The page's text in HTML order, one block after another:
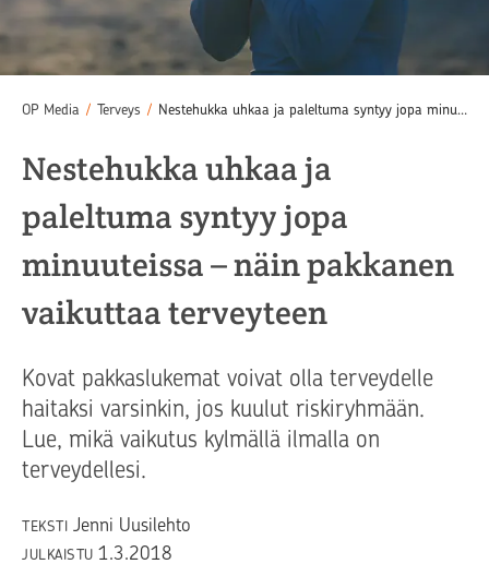
OP Media / Terveys / Nestehukka uhkaa ja paleltuma syntyy jopa minuuteissa – näin pakkanen vaikuttaa terveyteen
Nestehukka uhkaa ja
paleltuma syntyy jopa
minuuteissa – näin pakkanen
vaikuttaa terveyteen
Kovat pakkaslukemat voivat olla terveydelle
haitaksi varsinkin, jos kuulut riskiryhmään.
Lue, mikä vaikutus kylmällä ilmalla on
terveydellesi.
TEKSTI Jenni Uusilehto
JULKAISTU 1.3.2018